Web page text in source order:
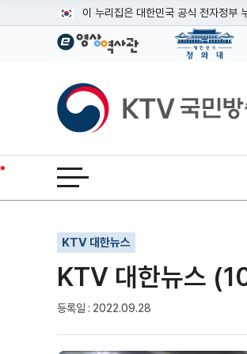
이 누리집은 대한민국 공식 전자정부
공식 누리집 주소 확인하기
이밖에 or.kr 또는 .kr등 다른 도메인
운영중인 공식 누리집보기
KTV국민방송
전체메뉴 열기
KTV 대한뉴스
KTV 대한뉴스
등록일 : 2022.09.28
기사인쇄
글자확대
글자축소